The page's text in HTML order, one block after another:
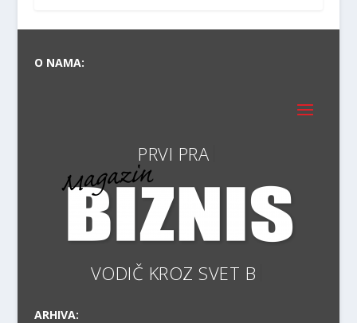
O NAMA:
VODIČ K
ARHIVA: